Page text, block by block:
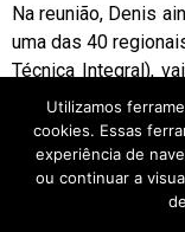
Na reunião, Denis
uma das 40
Técnica Integral),
poder apoiar o
(Cadastro
link:http://
Utilizamos
cookies. Essas
experiência de
ou continuar a